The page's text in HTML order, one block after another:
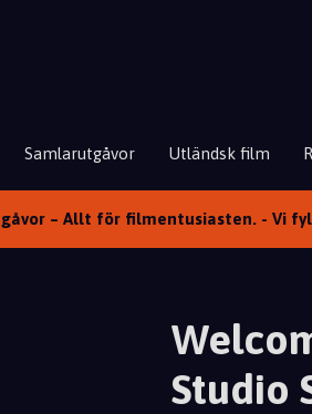
Samlarutgåvor Utländsk film
– Allt för filmentusiasten. - Vi
Studio